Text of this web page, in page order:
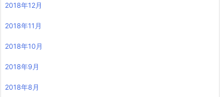
2018年12月
2018年11月
2018年10月
2018年9月
2018年8月